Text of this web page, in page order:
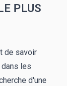
PLUS
de savoir
les
d'une